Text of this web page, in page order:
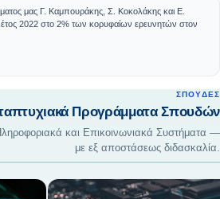
μας Γ. Καμπουράκης, Σ. Κοκολάκης και Ε.
έτος 2022 στο 2% των κορυφαίων ερευνητών στον
ΣΠΟΥΔΈΣ
Προγράμματα Σπουδών
και Επικοινωνιακά Συστήματα —
με εξ αποστάσεως διδασκαλία.